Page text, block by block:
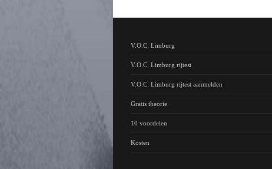
V.O.C. Limburg
V.O.C. Limburg rijtest
V.O.C. Limburg rijtest aanmelden
Gratis theorie
10 voordelen
Kosten